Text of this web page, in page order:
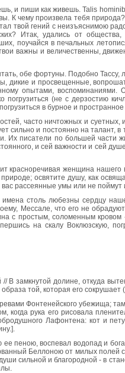
и пиши как живешь. Talis
К чему произвела тебя
твой гений с неизъяснимою
Итак, удались от
поучайся в печальных
важны и величественны,
обе фортуны. Подобно
дикие и просвещенные,
опытами,
погрузиться (не с дерзостию
в бурное и
часто ничтожных и
сильно и постоянно на талант,
Их писатели по большей части
и сей важности и сей
красноречивая женщина
освятите душу, как
рассеянные умы или не
имена столь любезны сердцу
Мессале, что его не
с простым, соломенным
на скалу Воклюзскую,
замкнутой долине, откуда
той, которая его сокрушает
Фонтенейского убежища;
когда рука его рисовала
Лафонтена: кот и
пеною, воспевал водопад и
Беллоною от милых
сильной и благородной - в